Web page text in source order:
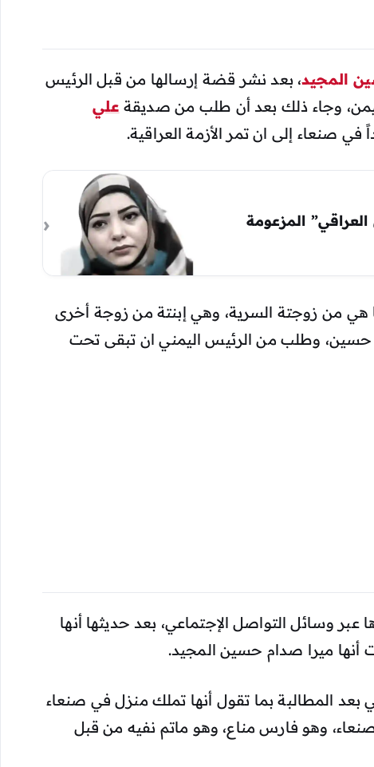
المجيد، بعد نشر قضة إرسالها من قبل الرئيس
علي
صنعاء إلى ان تمر الأزمة العراقية.
المزعومة
هي من زوجتة السرية، وهي إبنتة من زوجة أخرى
وطلب من الرئيس اليمني ان تبقى تحت
وسائل التواصل الإجتماعي، بعد حديثها أنها
أنها ميرا صدام حسين المجيد.
بعد المطالبة بما تقول أنها تملك منزل في صنعاء
وهو فارس مناع، وهو ماتم نفيه من قبل